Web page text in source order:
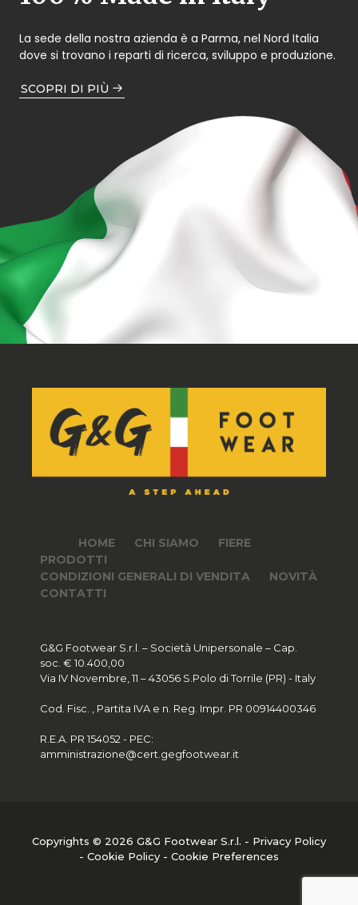
La sede della nostra azienda è a Parma, nel Nord Italia
dove si trovano i reparti di ricerca, sviluppo e produzione.
SCOPRI DI PIÙ
HOME CHI SIAMO
FIERE
PRODOTTI
CONDIZIONI GENERALI DI VENDITA
NOVITÀ
CONTATTI
G&G Footwear S.r.l. – Società Unipersonale – Cap.
soc. € 10.400,00
Via IV Novembre, 11 – 43056 S.Polo di Torrile (PR) - Italy
Cod. Fisc. , Partita IVA e n. Reg. Impr. PR 00914400346
R.E.A. PR 154052 - PEC:
amministrazione@cert.gegfootwear.it
Copyrights © 2026 G&G Footwear S.r.l. - Privacy Policy
- Cookie Policy - Cookie Preferences